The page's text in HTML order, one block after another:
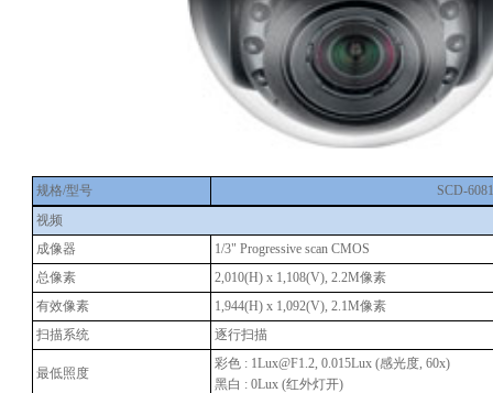
规格/型号
SCD-
视频
成像器
1/3" Progressive scan CMOS
总像素
2,010(H) x 1,108(V), 2.2M像素
有效像素
1,944(H) x 1,092(V), 2.1M像素
扫描系统
逐行扫描
最低照度
彩色 : 1Lux@F1.2, 0.015Lux (感光度, 60x)
黑白 : 0Lux (红外灯开)